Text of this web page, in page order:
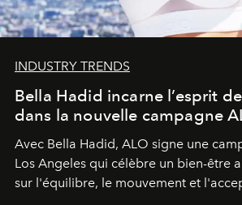
INDUSTRY TRENDS
Bella Hadid incarne l’esprit
dans la nouvelle campagne
Avec Bella Hadid, ALO signe une
Los Angeles qui célèbre un bien-être
sur l'équilibre, le mouvement et